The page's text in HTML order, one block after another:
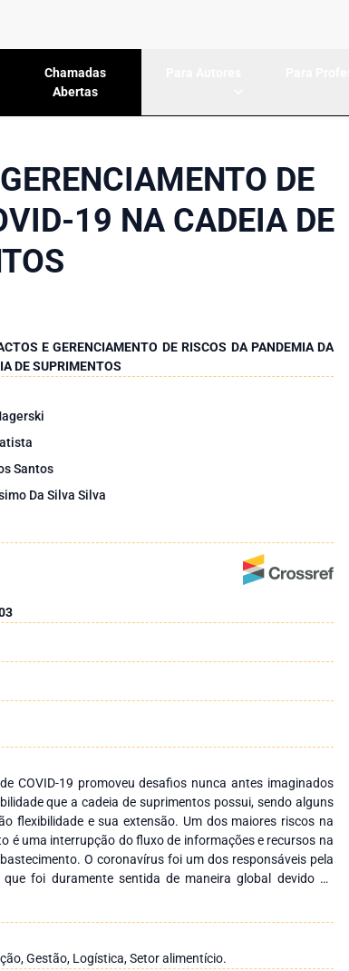
Chamadas
Abertas
DE
19 NA CADEIA DE
E GERENCIAMENTO DE RISCOS DA PANDEMIA DA
DE SUPRIMENTOS
Santos
Da Silva Silva
COVID-19 promoveu desafios nunca antes imaginados
que a cadeia de suprimentos possui, sendo alguns
flexibilidade e sua extensão. Um dos maiores riscos na
é uma interrupção do fluxo de informações e recursos na
O coronavírus foi um dos responsáveis pela
foi duramente sentida de maneira global devido às
e de transmissão, além da dependência que ocorre
de forma sistemática as pesquisas existentes a
do Covid-19 na cadeia de suprimentos por meio de uma
Gestão, Logística, Setor alimentício.